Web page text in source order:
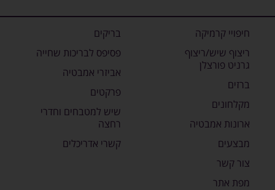
חיפויי קרמיקה
ריצוף שיש/ריצוף
גרניט פורצלן
ברזים
מקלחונים
ארונות אמבטיה
מבצעים
צור קשר
מפת אתר
בריקים
פסיפס לבריכות שחייה
אביזרי אמבטיה
פרקטים
שיש למטבחים וחדרי
רחצה
קשרי אדריכלים